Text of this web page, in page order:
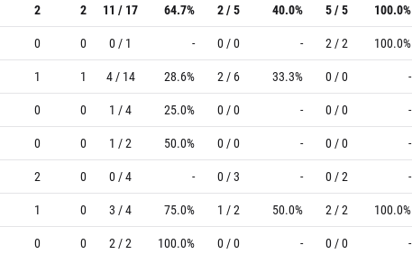
2 2 11 / 17 64.7% 2 / 5 40.0% 5 / 5 100.0%
0 0 0 / 1 - 0 / 0 - 2 / 2 100.0%
1 1 4 / 14 28.6% 2 / 6 33.3% 0 / 0 -
0 0 1 / 4 25.0% 0 / 0 - 0 / 0 -
0 0 1 / 2 50.0% 0 / 0 - 0 / 0 -
2 0 0 / 4 - 0 / 3 - 0 / 2 -
1 0 3 / 4 75.0% 1 / 2 50.0% 2 / 2 100.0%
0 0 2 / 2 100.0% 0 / 0 - 0 / 0 -